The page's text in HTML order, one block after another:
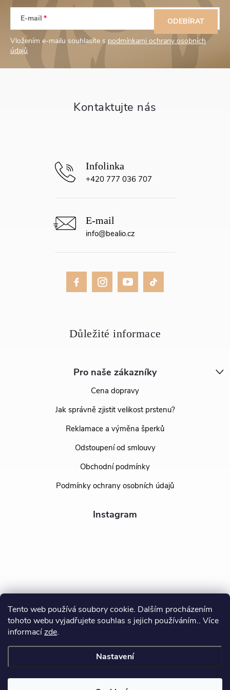
Tento web používá soubory cookie. Dalším procházením
tohoto webu vyjadřujete souhlas s jejich používáním.. Více
informacízde.
Nastavení
p
E-mail
Vložením e-mailu souhlasíte s podmínkami ochrany osobních
údajů
ODEBÍRAT
Pro naše zákazníky
Cena dopravy
Jak správně zjistit velikost prstenu?
Reklamace a výměna šperků
Odstoupení od smlouvy
Obchodní podmínky
Podmínky ochrany osobních údajů
Instagram
Sledovat na Instagramu
info@bealio.cz
+420 777 036 707